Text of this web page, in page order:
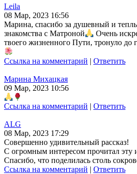
Leila
08 Мар, 2023 16:56
Марина, спасибо за душевный и
знакомства с Матроной
Очень
твоего жизненного Пути, тронуло до
Ссылка на комментарий | Ответить
Марина Михацкая
09 Мар, 2023 10:56
Ссылка на комментарий | Ответить
ALG
08 Мар, 2023 17:29
Совершенно удивительный рассказ!
С огромным интересом прочитал эту
Спасибо, что поделилась столь
Ссылка на комментарий | Ответить